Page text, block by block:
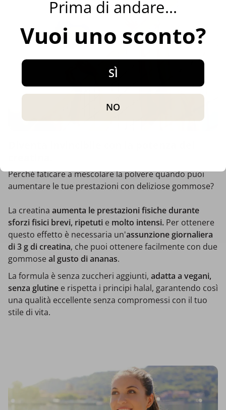
Perché faticare a mescolare la polvere quando puoi
aumentare le tue prestazioni con deliziose gommose?
La creatina aumenta le prestazioni fisiche durante
sforzi fisici brevi, ripetuti e molto intensi. Per ottenere
questo effetto è necessaria un'assunzione giornaliera
di 3 g di creatina, che puoi ottenere facilmente con due
gommose al gusto di ananas.
La formula è senza zuccheri aggiunti, adatta a vegani,
senza glutine e rispetta i principi halal, garantendo così
una qualità eccellente senza compromessi con il tuo
stile di vita.
Prima di andare...
Vuoi uno sconto?
SÌ
NO